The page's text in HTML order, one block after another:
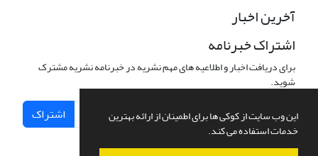
این وب سایت از کوکی ها برای اطمینان از ارائه بهترین
خدمات استفاده می کند.
آخرین اخبار
اشتراک خبرنامه
برای دریافت اخبار و اطلاعیه های مهم نشریه در خبرنامه نشریه مشترک
شوید.
اشتراک